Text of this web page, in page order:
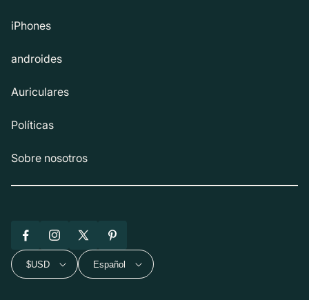
iPhones
androides
Auriculares
Políticas
Sobre nosotros
FacebookInstagram
X
(Twitter)
Pinterest
$USD Español